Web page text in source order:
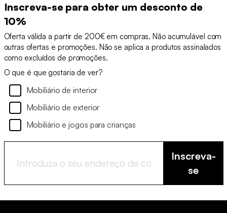
Inscreva-se para obter um desconto de
10%
Oferta válida a partir de 200€ em compras. Não acumulável com
outras ofertas e promoções. Não se aplica a produtos assinalados
como excluídos de promoções.
O que é que gostaria de ver?
Mobiliário de interior
Mobiliário de exterior
Mobiliário e jogos para crianças
Inscreva-
se